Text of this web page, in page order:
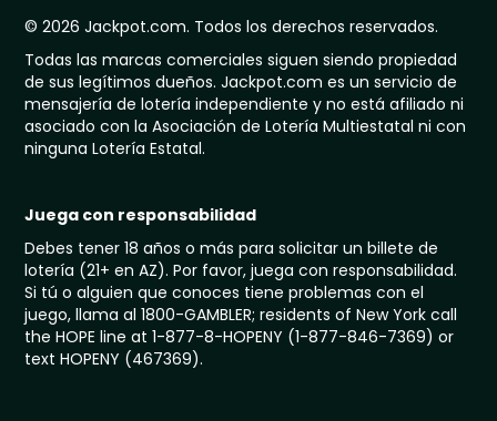
© 2026 Jackpot.com. Todos los derechos reservados.
Todas las marcas comerciales siguen siendo propiedad
de sus legítimos dueños. Jackpot.com es un servicio de
mensajería de lotería independiente y no está afiliado ni
asociado con la Asociación de Lotería Multiestatal ni con
ninguna Lotería Estatal.
Juega con responsabilidad
Debes tener 18 años o más para solicitar un billete de
lotería (21+ en AZ). Por favor, juega con responsabilidad.
Si tú o alguien que conoces tiene problemas con el
juego, llama al 1800-GAMBLER; residents of New York call
the HOPE line at 1-877-8-HOPENY (1-877-846-7369) or
text HOPENY (467369).